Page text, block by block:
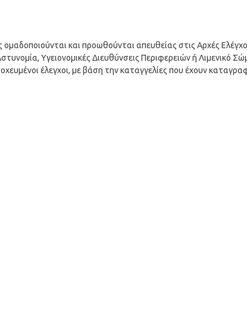
και προωθούνται απευθείας στις Αρχές
Υγειονομικές Διευθύνσεις Περιφερειών ή Λιμενικό
έλεγχοι, με βάση την καταγγελίες που έχουν